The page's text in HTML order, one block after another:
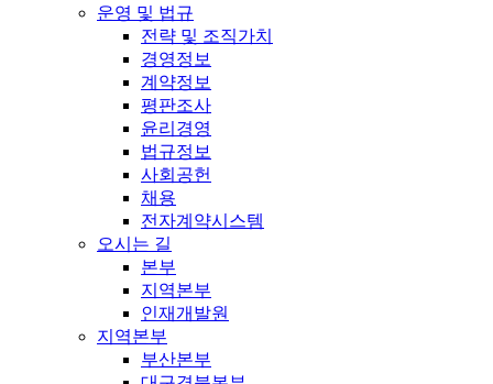
운영 및 법규
전략 및 조직가치
경영정보
계약정보
평판조사
윤리경영
법규정보
사회공헌
채용
전자계약시스템
오시는 길
본부
지역본부
인재개발원
지역본부
부산본부